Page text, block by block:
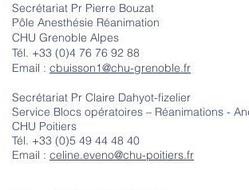
Secrétariat Pr Pierre Bouzat
Pôle Anesthésie Réanimation
CHU Grenoble Alpes
Tél. +33 (0)4 76 76 92 88
Email : cbuisson1@chu-grenoble.fr
Secrétariat Pr Claire Dahyot-fizelier
Service Blocs opératoires – Réanimations -
CHU Poitiers
Tél. +33 (0)5 49 44 48 40
Email : celine.eveno@chu-poitiers.fr